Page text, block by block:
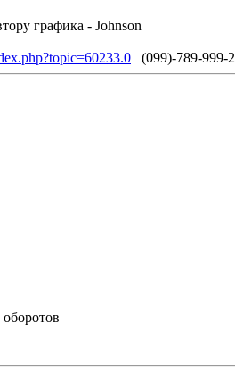
графика - Johnson
(099)-789-999-2